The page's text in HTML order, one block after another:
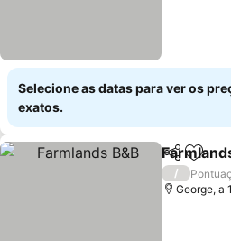
Selecione as datas para ver os
exatos.
Partilhar
/
George, a